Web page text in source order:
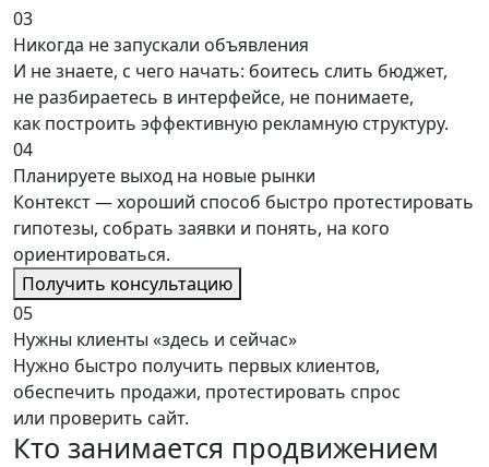
03
Никогда не запускали объявления
И не знаете, с чего начать: боитесь слить бюджет,
не разбираетесь в интерфейсе, не понимаете,
как построить эффективную рекламную структуру.
04
Планируете выход на новые рынки
Контекст — хороший способ быстро протестировать
гипотезы, собрать заявки и понять, на кого
ориентироваться.
Получить консультацию
05
Нужны клиенты «здесь и сейчас»
Нужно быстро получить первых клиентов,
обеспечить продажи, протестировать спрос
или проверить сайт.
Кто занимается продвижением